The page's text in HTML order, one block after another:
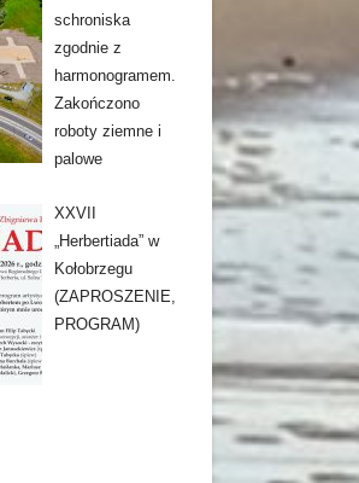
schroniska
zgodnie z
harmonogramem.
Zakończono
roboty ziemne i
palowe
XXVII
„Herbertiada” w
Kołobrzegu
(ZAPROSZENIE,
PROGRAM)